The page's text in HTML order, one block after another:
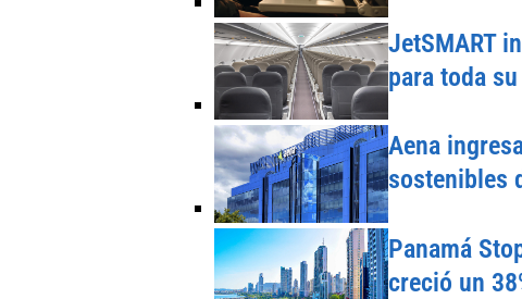
JetSMART
para toda
Aena
sostenibles
Panamá
creció un